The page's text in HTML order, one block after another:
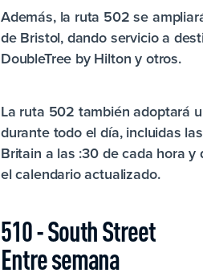
Además, la ruta 502 se
de Bristol, dando servicio a
DoubleTree by Hilton y otros.
La ruta 502 también adoptará
durante todo el día, incluidas
Britain a las :30 de cada hora
el calendario actualizado.
510 - South Street
Entre semana